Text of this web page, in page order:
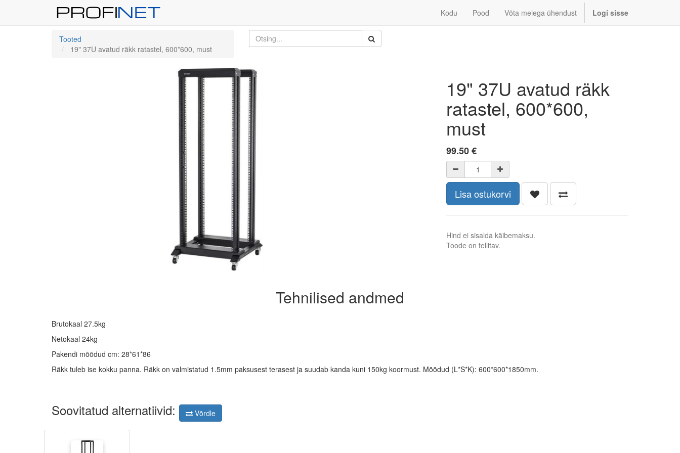
Kodu Pood Võta meiega ühendust Logi sisse
Tooted
19" 37U avatud räkk ratastel, 600*600, must
19" 37U avatud räkk
ratastel, 600*600,
must
99.50€
Lisa ostukorvi
Hind ei sisalda käibemaksu.
Toode on tellitav.
Tehnilised andmed
Brutokaal 27.5kg
Netokaal 24kg
Pakendi mõõdud cm: 28*61*86
Räkk tuleb ise kokku panna. Räkk on valmistatud 1.5mm paksusest terasest ja suudab kanda kuni 150kg koormust. Mõõdud (L*S*K): 600*600*1850mm.
Soovitatud alternatiivid: Võrdle